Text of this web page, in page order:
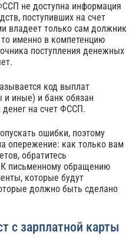
не доступна информация
поступивших на счет
владеет только сам должник
именно в компетенцию
поступления денежных
код выплат
и иные) и банк обязан
денег на счет ФССП.
ошибки, поэтому
опережение: как только вам
обратитесь
К письменному обращению
которые будут
должно быть сделано
с зарплатной карты